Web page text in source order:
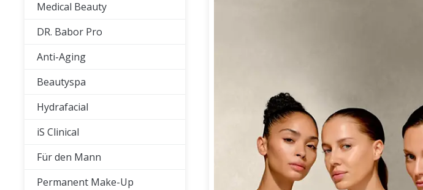
Medical Beauty
DR. Babor Pro
Anti-Aging
Beautyspa
Hydrafacial
iS Clinical
Für den Mann
Permanent Make-Up